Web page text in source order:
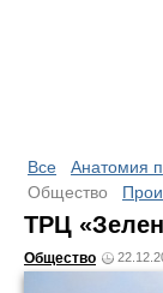
Все Анатомия
Общество
ТРЦ
Общество